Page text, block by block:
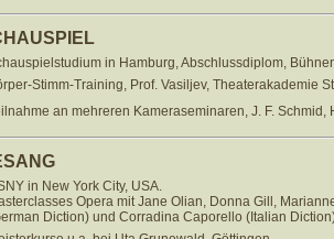
in Hamburg, Abschlussdiplom,
Stimm-Training, Prof. Vasiljev, Theaterakademie
an mehreren Kameraseminaren, J. F. Schmid,
in New York City, USA.
Opera mit Jane Olian, Donna Gill,
Diction) und Corradina Caporello (Italian